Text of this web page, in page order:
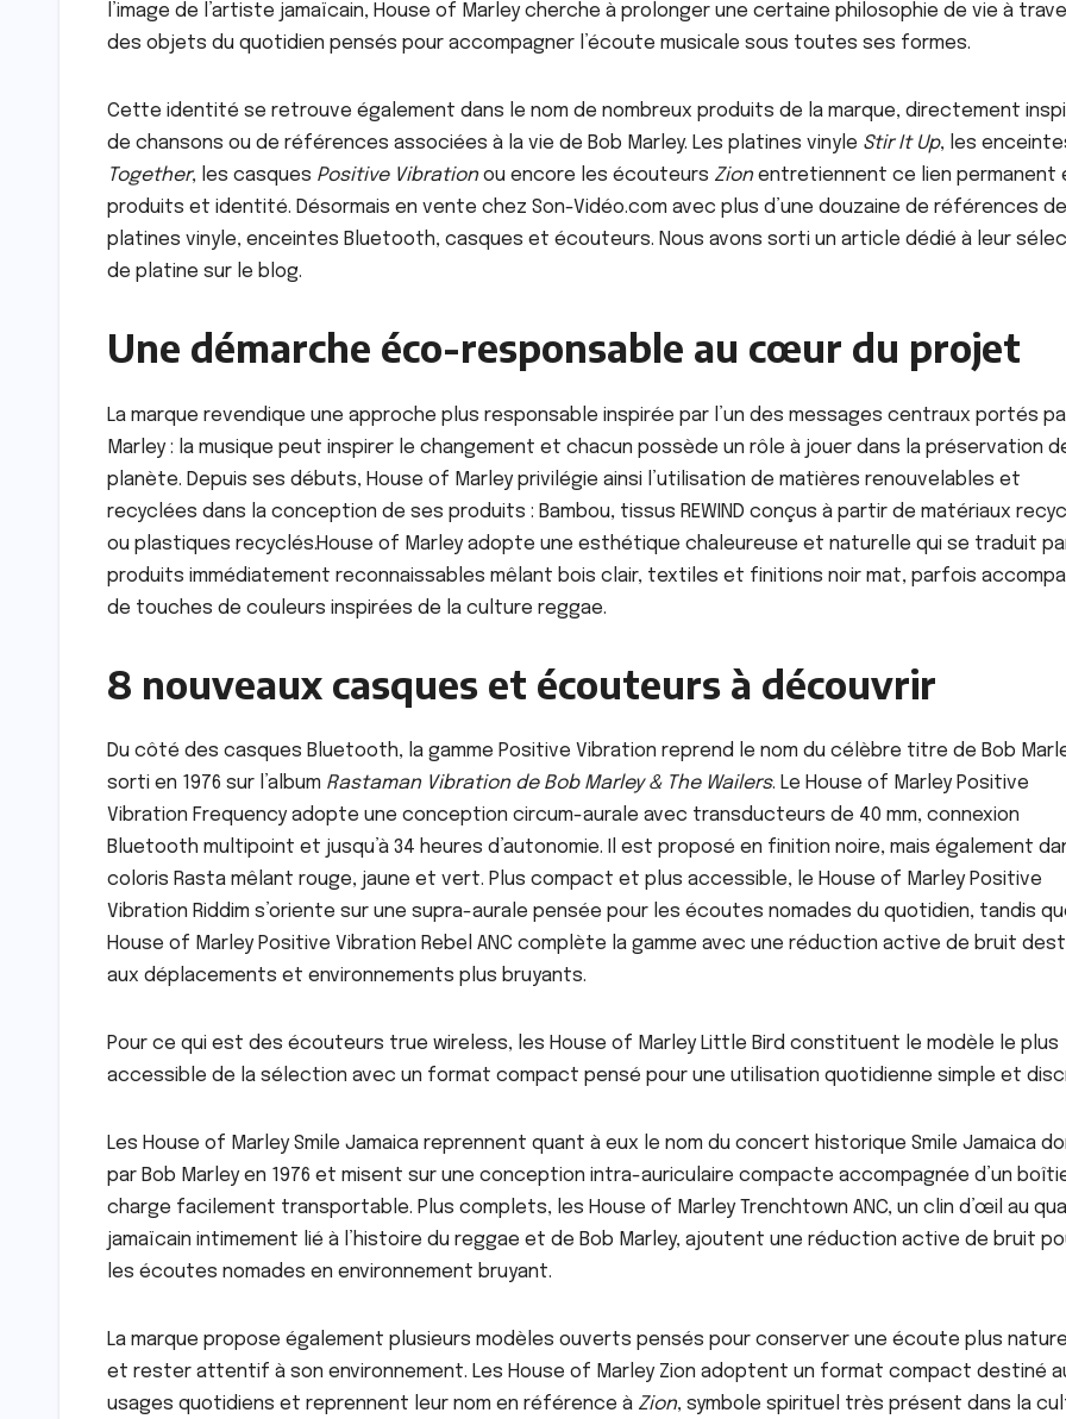
l’image de l’artiste jamaïcain, House of Marley cherche à prolonger une certaine philosophie de vie à
des objets du quotidien pensés pour accompagner l’écoute musicale sous toutes ses formes.
Cette identité se retrouve également dans le nom de nombreux produits de la marque, directement
de chansons ou de références associées à la vie de Bob Marley. Les platines vinyle Stir It Up, les
Together, les casques Positive Vibrationou encore les écouteurs Zionentretiennent ce lien permanent
produits et identité. Désormais en vente chez Son-Vidéo.com avec plus d’une douzaine de références de
platines vinyle, enceintes Bluetooth, casques et écouteurs. Nous avons sorti un article dédié à leur
de platine sur le blog.
Une démarche éco-responsable au cœur du projet
La marque revendique une approche plus responsable inspirée par l’un des messages centraux portés
Marley : la musique peut inspirer le changement et chacun possède un rôle à jouer dans la préservation
planète. Depuis ses débuts, House of Marley privilégie ainsi l’utilisation de matières renouvelables et
recyclées dans la conception de ses produits : Bambou, tissus REWIND conçus à partir de matériaux
ou plastiques recyclés.House of Marley adopte une esthétique chaleureuse et naturelle qui se traduit
produits immédiatement reconnaissables mêlant bois clair, textiles et finitions noir mat, parfois
de touches de couleurs inspirées de la culture reggae.
8 nouveaux casques et écouteurs à découvrir
Du côté des casques Bluetooth, la gamme Positive Vibration reprend le nom du célèbre titre de Bob
sorti en 1976 sur l’album Rastaman Vibration de Bob Marley & The Wailers. Le House of Marley Positive
Vibration Frequency adopte une conception circum-aurale avec transducteurs de 40 mm, connexion
Bluetooth multipoint et jusqu’à 34 heures d’autonomie. Il est proposé en finition noire, mais également
coloris Rasta mêlant rouge, jaune et vert. Plus compact et plus accessible, le House of Marley Positive
Vibration Riddim s’oriente sur une supra-aurale pensée pour les écoutes nomades du quotidien, tandis
House of Marley Positive Vibration Rebel ANC complète la gamme avec une réduction active de bruit
aux déplacements et environnements plus bruyants.
Pour ce qui est des écouteurs true wireless, les House of Marley Little Bird constituent le modèle le plus
accessible de la sélection avec un format compact pensé pour une utilisation quotidienne simple et
Les House of Marley Smile Jamaica reprennent quant à eux le nom du concert historique Smile Jamaica
par Bob Marley en 1976 et misent sur une conception intra-auriculaire compacte accompagnée d’un
charge facilement transportable. Plus complets, les House of Marley Trenchtown ANC, un clin d’œil au
jamaïcain intimement lié à l’histoire du reggae et de Bob Marley, ajoutent une réduction active de bruit
les écoutes nomades en environnement bruyant.
La marque propose également plusieurs modèles ouverts pensés pour conserver une écoute plus
et rester attentif à son environnement. Les House of Marley Zion adoptent un format compact destiné
usages quotidiens et reprennent leur nom en référence à Zion, symbole spirituel très présent dans la
Aby Ndour inculpée
pour abus de biens
sociaux et placée
sous liberté
provisoire
AOÛT 6, 2026
Keur
tontine
10
vire au
AOÛT 6,